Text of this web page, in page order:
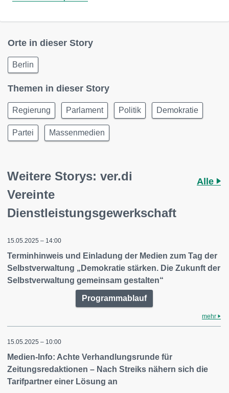
Orte in dieser Story
Berlin
Themen in dieser Story
Regierung Parlament Politik Demokratie
Partei Massenmedien
Weitere Storys: ver.di
Vereinte
Dienstleistungsgewerkschaft
Alle
15.05.2025 – 14:00
Terminhinweis und Einladung der Medien zum Tag der
Selbstverwaltung „Demokratie stärken. Die Zukunft der
Selbstverwaltung gemeinsam gestalten“
Programmablauf
mehr
15.05.2025 – 10:00
Medien-Info: Achte Verhandlungsrunde für
Zeitungsredaktionen – Nach Streiks nähern sich die
Tarifpartner einer Lösung an